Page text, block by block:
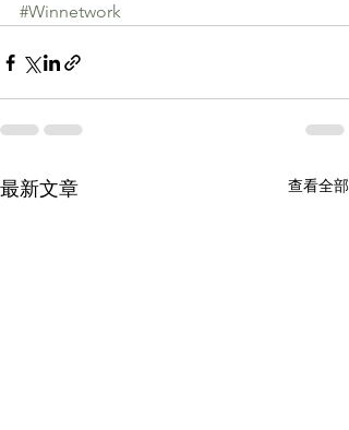
#Winnetwork
最新文章 查看全部